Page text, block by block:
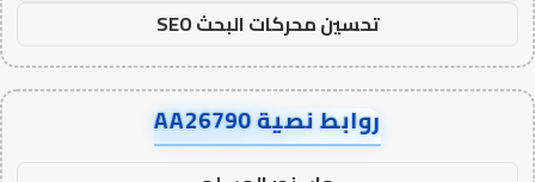
تحسين محركات البحث SEO
روابط نصية AA26790